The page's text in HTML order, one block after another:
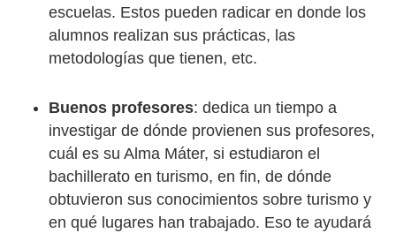
escuelas. Estos pueden radicar en donde los
alumnos realizan sus prácticas, las
metodologías que tienen, etc.
Buenos profesores: dedica un tiempo a
investigar de dónde provienen sus profesores,
cuál es su Alma Máter, si estudiaron el
bachillerato en turismo, en fin, de dónde
obtuvieron sus conocimientos sobre turismo y
en qué lugares han trabajado. Eso te ayudará